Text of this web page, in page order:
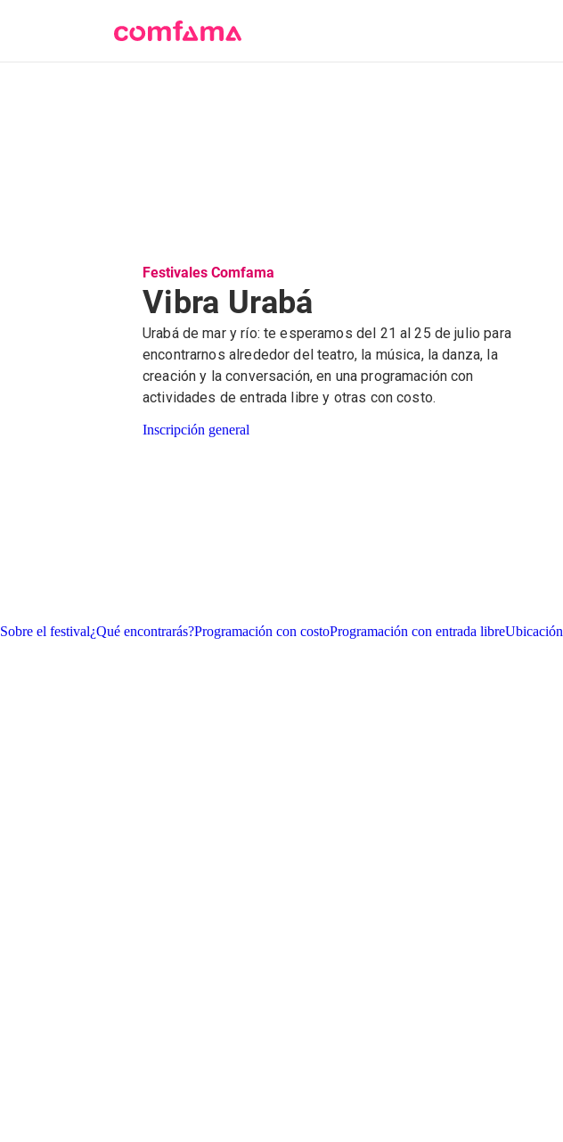
Festivales Comfama
Vibra Urabá
Urabá de mar y río: te esperamos del 21 al 25 de julio para
encontrarnos alrededor del teatro, la música, la danza, la
creación y la conversación, en una programación con
actividades de entrada libre y otras con costo.
Inscripción general
Sobre el festival¿Qué encontrarás?Programación con costoProgramación con entrada libreUbicación